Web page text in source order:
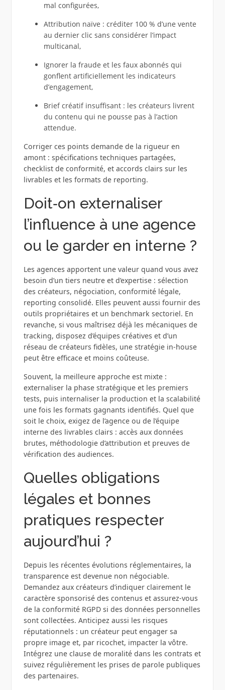
mal configurées,
Attribution naïve : créditer 100 % d’une vente
au dernier clic sans considérer l’impact
multicanal,
Ignorer la fraude et les faux abonnés qui
gonflent artificiellement les indicateurs
d’engagement,
Brief créatif insuffisant : les créateurs livrent
du contenu qui ne pousse pas à l’action
attendue.
Corriger ces points demande de la rigueur en
amont : spécifications techniques partagées,
checklist de conformité, et accords clairs sur les
livrables et les formats de reporting.
Doit‑on externaliser
l’influence à une agence
ou le garder en interne ?
Les agences apportent une valeur quand vous avez
besoin d’un tiers neutre et d’expertise : sélection
des créateurs, négociation, conformité légale,
reporting consolidé. Elles peuvent aussi fournir des
outils propriétaires et un benchmark sectoriel. En
revanche, si vous maîtrisez déjà les mécaniques de
tracking, disposez d’équipes créatives et d’un
réseau de créateurs fidèles, une stratégie in-house
peut être efficace et moins coûteuse.
Souvent, la meilleure approche est mixte :
externaliser la phase stratégique et les premiers
tests, puis internaliser la production et la scalabilité
une fois les formats gagnants identifiés. Quel que
soit le choix, exigez de l’agence ou de l’équipe
interne des livrables clairs : accès aux données
brutes, méthodologie d’attribution et preuves de
vérification des audiences.
Quelles obligations
légales et bonnes
pratiques respecter
aujourd’hui ?
Depuis les récentes évolutions réglementaires, la
transparence est devenue non négociable.
Demandez aux créateurs d’indiquer clairement le
caractère sponsorisé des contenus et assurez-vous
de la conformité RGPD si des données personnelles
sont collectées. Anticipez aussi les risques
réputationnels : un créateur peut engager sa
propre image et, par ricochet, impacter la vôtre.
Intégrez une clause de moralité dans les contrats et
suivez régulièrement les prises de parole publiques
des partenaires.